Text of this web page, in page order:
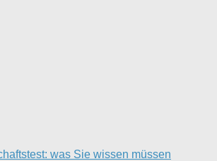
was Sie wissen müssen